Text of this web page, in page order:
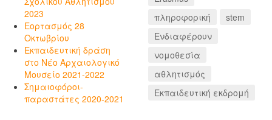
2023
Εορτασμός 28
Οκτωβρίου
Εκπαιδευτική δράση
στο Νέο Αρχαιολογικό
Μουσείο 2021-2022
Σημαιοφόροι-
παραστάτες 2020-2021
πληροφορική
stem
Ενδιαφέρουν
νομοθεσία
αθλητισμός
Εκπαιδευτική εκδρομή